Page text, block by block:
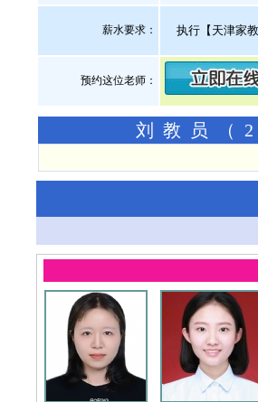
薪水要求： 执行【天津家
预约这位老师：
刘教员（